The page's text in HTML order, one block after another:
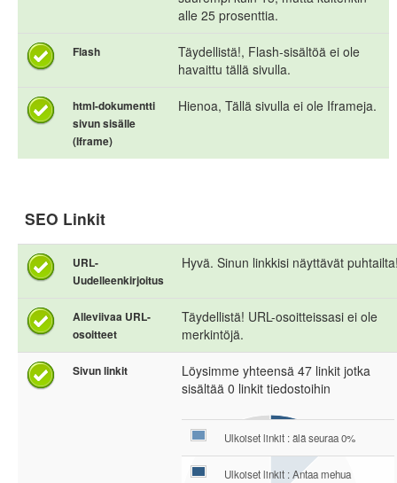
alle 25 prosenttia.
Flash
Täydellistä!, Flash-sisältöä ei ole
havaittu tällä sivulla.
html-dokumentti
sivun sisälle
(Iframe)
Hienoa, Tällä sivulla ei ole Iframeja.
SEO Linkit
URL-
Uudelleenkirjoitus
Hyvä. Sinun linkkisi näyttävät
Alleviivaa URL-
osoitteet
Täydellistä! URL-osoitteissasi ei ole
merkintöjä.
Sivun linkit
Löysimme yhteensä 47 linkit jotka
sisältää 0 linkit tiedostoihin
Ulkoiset linkit : älä seuraa 0%
Ulkoiset linkit : Antaa mehua